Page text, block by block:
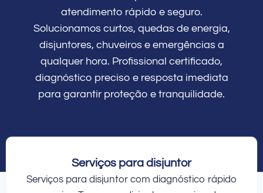
atendimento rápido e seguro.
Solucionamos curtos, quedas de energia,
disjuntores, chuveiros e emergências a
qualquer hora. Profissional certificado,
diagnóstico preciso e resposta imediata
para garantir proteção e tranquilidade.
Serviços para disjuntor
Serviços para disjuntor com diagnóstico rápido